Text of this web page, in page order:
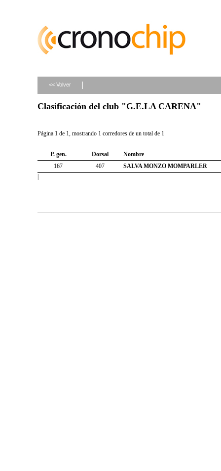
<< Volver
Clasificación del club "G.E.LA CARENA"
Página 1 de 1, mostrando 1 corredores de un total de 1
P. gen. Dorsal
Nombre
167
407
SALVA MONZO MOMPARLER
|